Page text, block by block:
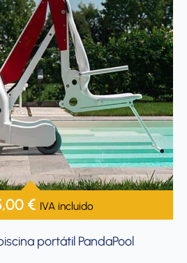
€ IVA incluido
portátil PandaPool